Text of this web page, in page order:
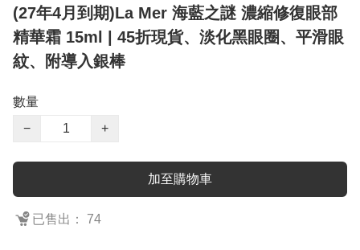
(27年4月到期)La Mer 海藍之謎 濃縮修復眼部
精華霜 15ml | 45折現貨、淡化黑眼圈、平滑眼
紋、附導入銀棒
數量
−
+
加至購物車
已售出： 74